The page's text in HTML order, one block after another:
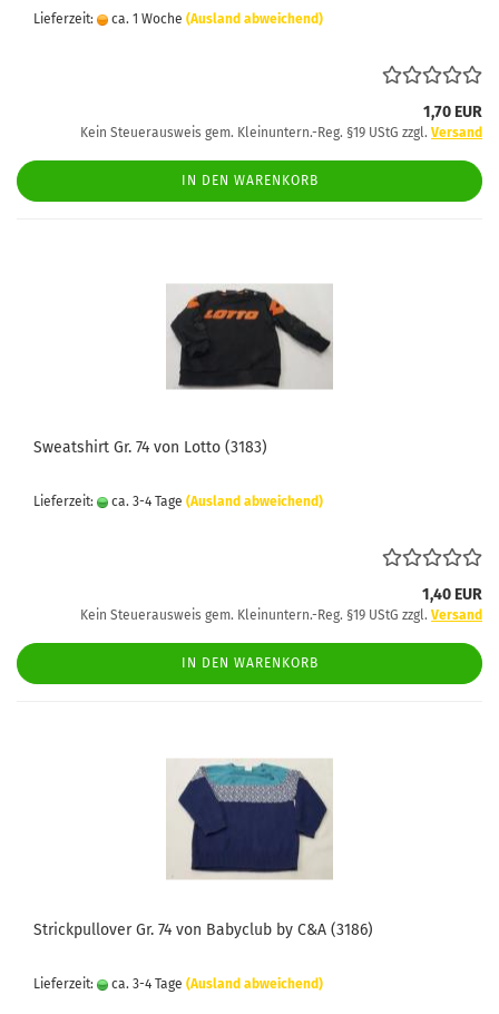
Lieferzeit: ca. 1 Woche (Ausland abweichend)
1,70 EUR
Kein Steuerausweis gem. Kleinuntern.-Reg. §19 UStG zzgl. Versand
IN DEN WARENKORB
Sweatshirt Gr. 74 von Lotto (3183)
Lieferzeit: ca. 3-4 Tage (Ausland abweichend)
1,40 EUR
Kein Steuerausweis gem. Kleinuntern.-Reg. §19 UStG zzgl. Versand
IN DEN WARENKORB
Strickpullover Gr. 74 von Babyclub by C&A (3186)
Lieferzeit: ca. 3-4 Tage (Ausland abweichend)